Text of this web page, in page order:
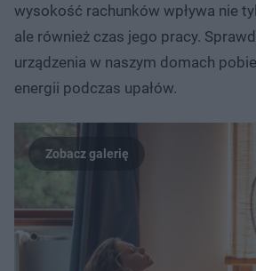
wysokość rachunków wpływa nie
ale również czas jego pracy.
urządzenia w naszym domach
energii podczas upałów.